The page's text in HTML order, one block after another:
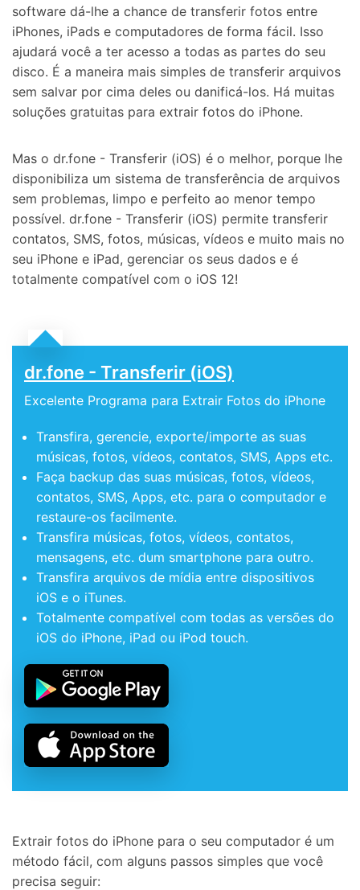
software dá-lhe a chance de transferir fotos entre
iPhones, iPads e computadores de forma fácil. Isso
ajudará você a ter acesso a todas as partes do seu
disco. É a maneira mais simples de transferir arquivos
sem salvar por cima deles ou danificá-los. Há muitas
soluções gratuitas para extrair fotos do iPhone.
Mas o dr.fone - Transferir (iOS) é o melhor, porque lhe
disponibiliza um sistema de transferência de arquivos
sem problemas, limpo e perfeito ao menor tempo
possível. dr.fone - Transferir (iOS) permite transferir
contatos, SMS, fotos, músicas, vídeos e muito mais no
seu iPhone e iPad, gerenciar os seus dados e é
totalmente compatível com o iOS 12!
dr.fone - Transferir (iOS)
Excelente Programa para Extrair Fotos do iPhone
Transfira, gerencie, exporte/importe as suas
músicas, fotos, vídeos, contatos, SMS, Apps etc.
Faça backup das suas músicas, fotos, vídeos,
contatos, SMS, Apps, etc. para o computador e
restaure-os facilmente.
Transfira músicas, fotos, vídeos, contatos,
mensagens, etc. dum smartphone para outro.
Transfira arquivos de mídia entre dispositivos
iOS e o iTunes.
Totalmente compatível com todas as versões do
iOS do iPhone, iPad ou iPod touch.
Extrair fotos do iPhone para o seu computador é um
método fácil, com alguns passos simples que você
precisa seguir: